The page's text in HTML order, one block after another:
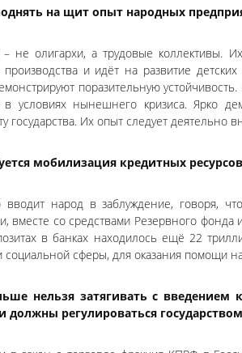
на щит опыт народных
не олигархи, а трудовые коллективы.
и идёт на развитие
поразительную
условиях нынешнего кризиса. Ярко
государства. Их опыт следует деятельно
мобилизация кредитных
вводит народ в заблуждение, говоря,
вместе со средствами Резервного
в банках находилось ещё 22
социальной сферы, для оказания помощи
нельзя затягивать с
должны регулироваться